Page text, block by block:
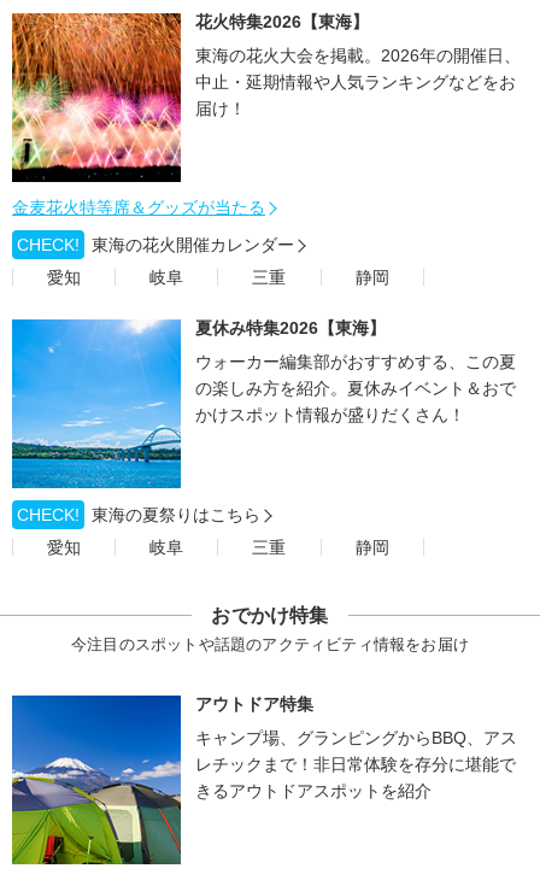
花火特集2026【東海】
東海の花火大会を掲載。2026年の開催日、
中止・延期情報や人気ランキングなどをお
届け！
金麦花火特等席＆グッズが当たる
CHECK!
東海の花火開催カレンダー
愛知
岐阜 三重 静岡
夏休み特集2026【東海】
ウォーカー編集部がおすすめする、この夏
の楽しみ方を紹介。夏休みイベント＆おで
かけスポット情報が盛りだくさん！
CHECK!
東海の夏祭りはこちら
愛知
岐阜 三重 静岡
おでかけ特集
今注目のスポットや話題のアクティビティ情報をお届け
アウトドア特集
キャンプ場、グランピングからBBQ、アス
レチックまで！非日常体験を存分に堪能で
きるアウトドアスポットを紹介